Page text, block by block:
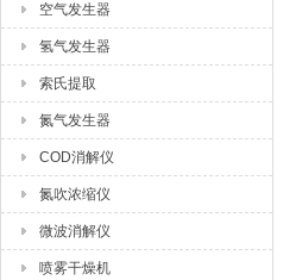
空气发生器
氢气发生器
索氏提取
氮气发生器
COD消解仪
氮吹浓缩仪
微波消解仪
喷雾干燥机